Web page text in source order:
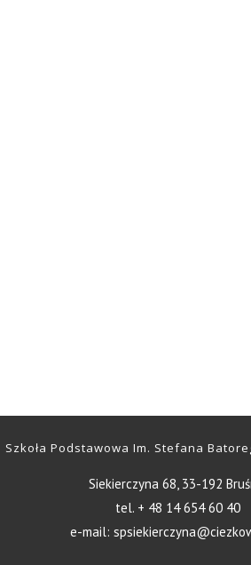
Szkoła Podstawowa Im. Stefana
Siekierczyna 68, 33-192
tel. + 48 14 654 60 40
e-mail: